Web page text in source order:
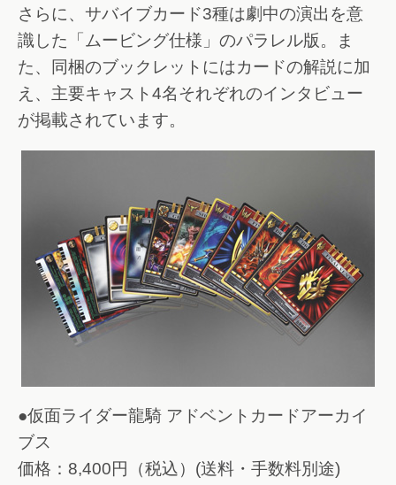
さらに、サバイブカード3種は劇中の演出を意
識した「ムービング仕様」のパラレル版。ま
た、同梱のブックレットにはカードの解説に加
え、主要キャスト4名それぞれのインタビュー
が掲載されています。
●仮面ライダー龍騎 アドベントカードアーカイ
ブス
価格：8,400円（税込）(送料・手数料別途)